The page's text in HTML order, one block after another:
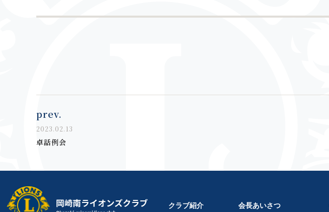
prev.
2023.02.13
卓話例会
クラブ紹介 会長あいさつ